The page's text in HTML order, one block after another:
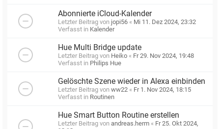
Abonnierte iCloud-Kalender
Letzter Beitrag von jopi56 « Mi 11. Dez 2024, 23:32
Verfasst in Kalender
Hue Multi Bridge update
Letzter Beitrag von Heiko « Fr 29. Nov 2024, 19:48
Verfasst in Philips Hue
Gelöschte Szene wieder in Alexa einbinden
Letzter Beitrag von ww22 « Fr 1. Nov 2024, 18:15
Verfasst in Routinen
Hue Smart Button Routine erstellen
Letzter Beitrag von andreas.herm « Fr 25. Okt 2024,